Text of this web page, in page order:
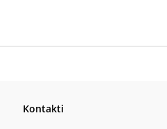
Kontakti